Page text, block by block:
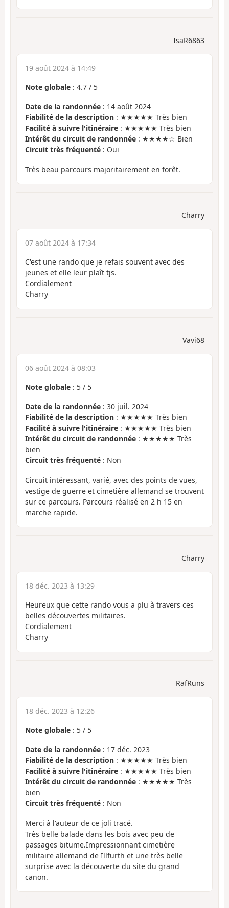
IsaR6863
19 août 2024 à 14:49
Note globale : 4.7 / 5
Date de la randonnée : 14 août 2024
Fiabilité de la description : ★★★★★ Très bien
Facilité à suivre l'itinéraire : ★★★★★ Très bien
Intérêt du circuit de randonnée : ★★★★☆ Bien
Circuit très fréquenté : Oui
Très beau parcours majoritairement en forêt.
Charry
07 août 2024 à 17:34
C'est une rando que je refais souvent avec des
jeunes et elle leur plaît tjs.
Cordialement
Charry
Vavi68
06 août 2024 à 08:03
Note globale : 5 / 5
Date de la randonnée : 30 juil. 2024
Fiabilité de la description : ★★★★★ Très bien
Facilité à suivre l'itinéraire : ★★★★★ Très bien
Intérêt du circuit de randonnée : ★★★★★ Très
bien
Circuit très fréquenté : Non
Circuit intéressant, varié, avec des points de vues,
vestige de guerre et cimetière allemand se trouvent
sur ce parcours. Parcours réalisé en 2 h 15 en
marche rapide.
Charry
18 déc. 2023 à 13:29
Heureux que cette rando vous a plu à travers ces
belles découvertes militaires.
Cordialement
Charry
RafRuns
18 déc. 2023 à 12:26
Note globale : 5 / 5
Date de la randonnée : 17 déc. 2023
Fiabilité de la description : ★★★★★ Très bien
Facilité à suivre l'itinéraire : ★★★★★ Très bien
Intérêt du circuit de randonnée : ★★★★★ Très
bien
Circuit très fréquenté : Non
Merci à l'auteur de ce joli tracé.
Très belle balade dans les bois avec peu de
passages bitume.Impressionnant cimetière
militaire allemand de Illfurth et une très belle
surprise avec la découverte du site du grand
canon.